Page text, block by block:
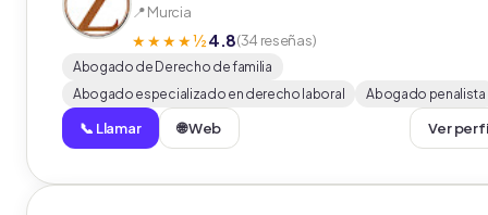
📍 Murcia
★★★★½4.8(34 reseñas)
Abogado de Derecho de familia
Abogado especializado en derecho laboral
Abogado penalista
📞 Llamar 🌐 Web Ver